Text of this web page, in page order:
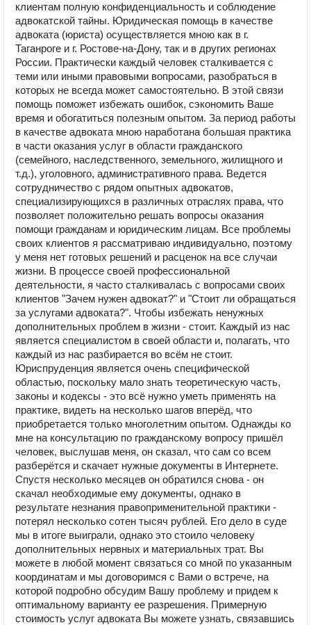
клиентам полную конфиденциальность и соблюдение
адвокатской тайны. Юридическая помощь в качестве
адвоката (юриста) осуществляется мною как в г.
Таганроге и г. Ростове-на-Дону, так и в других регионах
России. Практически каждый человек сталкивается с
теми или иными правовыми вопросами, разобраться в
которых не всегда может самостоятельно. В этой связи
помощь поможет избежать ошибок, сэкономить Ваше
время и обогатиться полезным опытом. За период работы
в качестве адвоката мною наработана большая практика
в части оказания услуг в области гражданского
(семейного, наследственного, земельного, жилищного и
т.д.), уголовного, административного права. Ведется
сотрудничество с рядом опытных адвокатов,
специализирующихся в различных отраслях права, что
позволяет положительно решать вопросы оказания
помощи гражданам и юридическим лицам. Все проблемы
своих клиентов я рассматриваю индивидуально, поэтому
у меня нет готовых решений и расценок на все случаи
жизни. В процессе своей профессиональной
деятельности, я часто сталкивалась с вопросами своих
клиентов "Зачем нужен адвокат?" и "Стоит ли обращаться
за услугами адвоката?". Чтобы избежать ненужных
дополнительных проблем в жизни - стоит. Каждый из нас
является специалистом в своей области и, полагать, что
каждый из нас разбирается во всём не стоит.
Юриспруденция является очень специфической
областью, поскольку мало знать теоретическую часть,
законы и кодексы - это всё нужно уметь применять на
практике, видеть на несколько шагов вперёд, что
приобретается только многолетним опытом. Однажды ко
мне на консультацию по гражданскому вопросу пришёл
человек, выслушав меня, он сказал, что сам со всем
разберётся и скачает нужные документы в Интернете.
Спустя несколько месяцев он обратился снова - он
скачал необходимые ему документы, однако в
результате незнания правоприменительной практики -
потерял несколько сотен тысяч рублей. Его дело в суде
мы в итоге выиграли, однако это стоило человеку
дополнительных нервных и материальных трат. Вы
можете в любой момент связаться со мной по указанным
координатам и мы договоримся с Вами о встрече, на
которой подробно обсудим Вашу проблему и придем к
оптимальному варианту ее разрешения. Примерную
стоимость услуг адвоката Вы можете узнать, связавшись